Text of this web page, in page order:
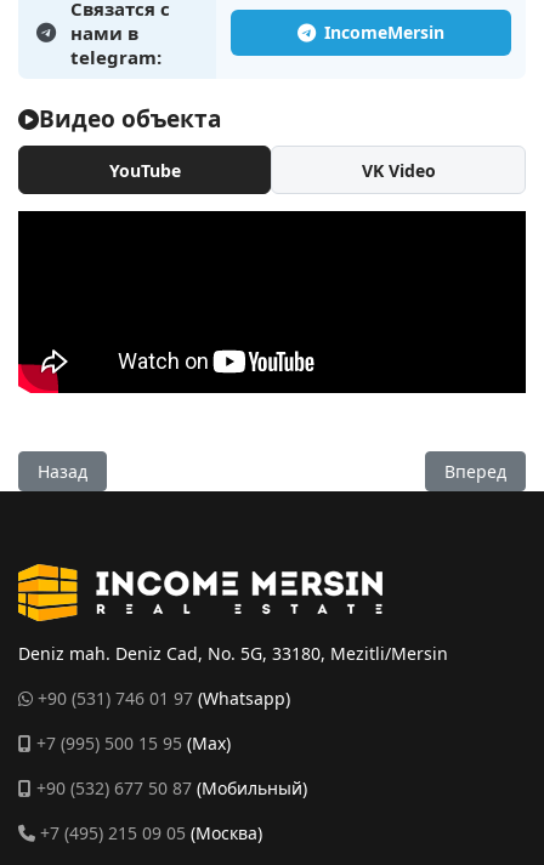
Связатся с
нами в
telegram:
Видео объекта
YouTube VK Video
Предыдущий: Новый комплекс квартир 2+1 в Мерсине,
Назад Вперед
Deniz mah. Deniz Cad, No. 5G, 33180, Mezitli/Mersin
+90 (531) 746 01 97 (Whatsapp)
+7 (995) 500 15 95 (Max)
+90 (532) 677 50 87 (Мобильный)
+7 (495) 215 09 05 (Москва)